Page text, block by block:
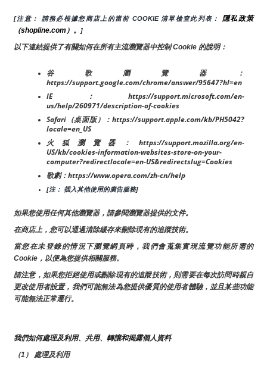
[注意： 請務必根據您商店上的當前 COOKIE 清單檢查此列表： 隱私政策
（shopline.com）。
]
以下連結提供了有關如何在所有主流瀏覽器中控制 Cookie 的說明：
谷歌瀏覽器：
https://support.google.com/chrome/answer/95647?hl=en
IE：https://support.microsoft.com/en-
us/help/260971/description-of-cookies
Safari（桌面版）：https://support.apple.com/kb/PH5042?
locale=en_US
火狐瀏覽器：https://support.mozilla.org/en-
US/kb/cookies-information-websites-store-on-your-
computer?redirectlocale=en-US&redirectslug=Cookies
歌劇：https://www.opera.com/zh-cn/help
[注： 插入其他使用的廣告服務]
如果您使用任何其他瀏覽器，請參閱瀏覽器提供的文件。
在商店上，您可以通過清除緩存來刪除現有的追蹤技術。
當您在未登錄的情況下瀏覽網頁時，我們會蒐集實現流覽功能所需的
Cookie，以便為您提供相關服務。
請注意，如果您拒絕使用或刪除現有的追蹤技術，則需要在每次訪問時親自
更改使用者設置，我們可能無法為您提供優質的使用者體驗，並且某些功能
可能無法正常運行。
我們如何處理及利用、共用、轉讓和揭露個人資料
（1） 處理及利用